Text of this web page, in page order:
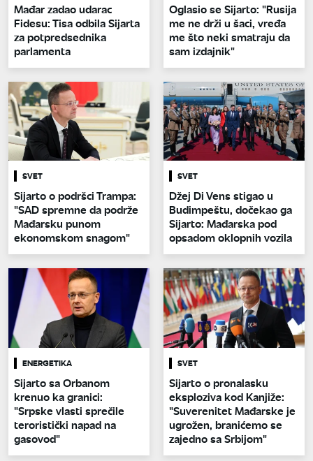
Mađar zadao udarac
Fidesu: Tisa odbila Sijarta
za potpredsednika
parlamenta
Oglasio se Sijarto: "Rusija
me ne drži u šaci, vređa
me što neki smatraju da
sam izdajnik"
SVET
Sijarto o podršci Trampa:
"SAD spremne da podrže
Mađarsku punom
ekonomskom snagom"
SVET
Džej Di Vens stigao u
Budimpeštu, dočekao ga
Sijarto: Mađarska pod
opsadom oklopnih vozila
ENERGETIKA
Sijarto sa Orbanom
krenuo ka granici:
"Srpske vlasti sprečile
teroristički napad na
gasovod"
SVET
Sijarto o pronalasku
eksploziva kod Kanjiže:
"Suverenitet Mađarske je
ugrožen, branićemo se
zajedno sa Srbijom"